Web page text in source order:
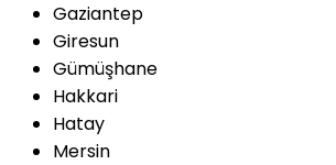
Gaziantep
Giresun
Gümüşhane
Hakkari
Hatay
Mersin